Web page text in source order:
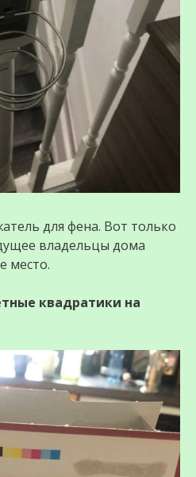
для фена. Вот только
владельцы дома
место.
квадратики на